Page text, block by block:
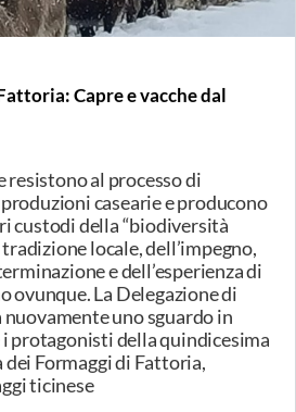
"frutta & formaggio". I colleghi di
suggerimenti per le cene
gli amici!